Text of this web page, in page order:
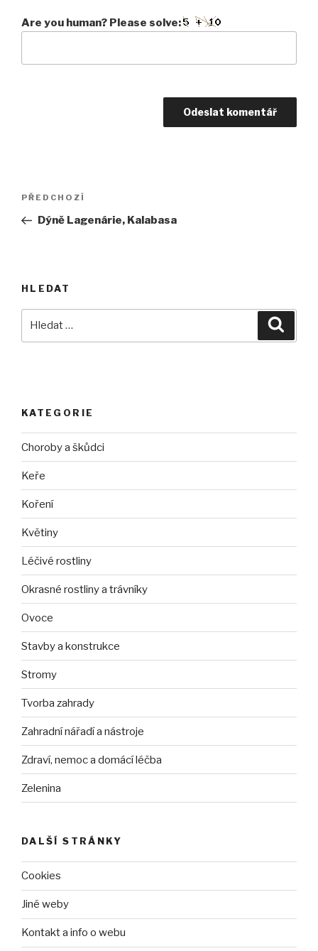
Are you human? Please solve:
Navigace
příspěvek
Předchozí
příspěvek
PŘEDCHOZÍ
Dýně Lagenárie, Kalabasa
HLEDAT
KATEGORIE
Choroby a škůdci
Keře
Koření
Květiny
Léčivé rostliny
Okrasné rostliny a trávníky
Ovoce
Stavby a konstrukce
Stromy
Tvorba zahrady
Zahradní nářadí a nástroje
Zdraví, nemoc a domácí léčba
Zelenina
DALŠÍ STRÁNKY
Cookies
Jiné weby
Kontakt a info o webu